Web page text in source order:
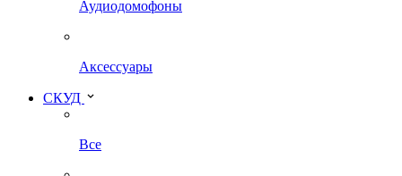
Аудиодомофоны
Аксессуары
СКУД
Все